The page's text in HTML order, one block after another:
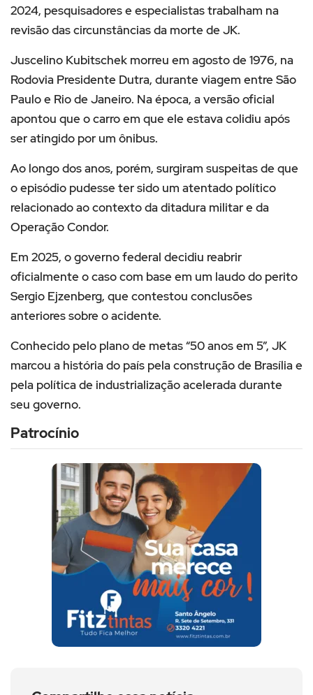
2024, pesquisadores e especialistas trabalham na
revisão das circunstâncias da morte de JK.
Juscelino Kubitschek morreu em agosto de 1976, na
Rodovia Presidente Dutra, durante viagem entre São
Paulo e Rio de Janeiro. Na época, a versão oficial
apontou que o carro em que ele estava colidiu após
ser atingido por um ônibus.
Ao longo dos anos, porém, surgiram suspeitas de que
o episódio pudesse ter sido um atentado político
relacionado ao contexto da ditadura militar e da
Operação Condor.
Em 2025, o governo federal decidiu reabrir
oficialmente o caso com base em um laudo do perito
Sergio Ejzenberg, que contestou conclusões
anteriores sobre o acidente.
Conhecido pelo plano de metas “50 anos em 5”, JK
marcou a história do país pela construção de Brasília e
pela política de industrialização acelerada durante
seu governo.
Patrocínio